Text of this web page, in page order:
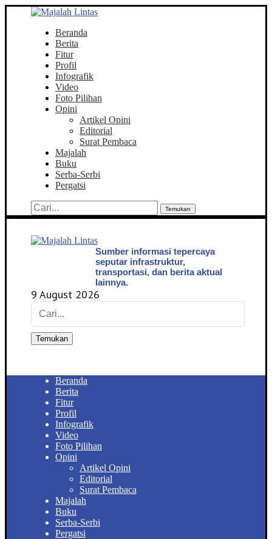
Beranda
Berita
Fitur
Profil
Infografik
Video
Foto Pilihan
Opini
Artikel Opini
Editorial
Surat Pembaca
Majalah
Buku
Serba-Serbi
Pergatsi
Temukan
Sumber informasi tepercaya
seputar infrastruktur,
transportasi, dan berita aktual
lainnya.
9 August 2026
Temukan
Beranda
Berita
Fitur
Profil
Infografik
Video
Foto Pilihan
Opini
Artikel Opini
Editorial
Surat Pembaca
Majalah
Buku
Serba-Serbi
Pergatsi